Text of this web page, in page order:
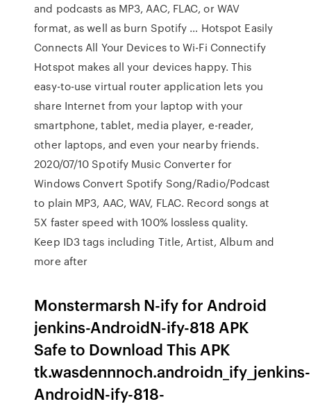
and podcasts as MP3, AAC, FLAC, or WAV
format, as well as burn Spotify … Hotspot Easily
Connects All Your Devices to Wi-Fi Connectify
Hotspot makes all your devices happy. This
easy-to-use virtual router application lets you
share Internet from your laptop with your
smartphone, tablet, media player, e-reader,
other laptops, and even your nearby friends.
2020/07/10 Spotify Music Converter for
Windows Convert Spotify Song/Radio/Podcast
to plain MP3, AAC, WAV, FLAC. Record songs at
5X faster speed with 100% lossless quality.
Keep ID3 tags including Title, Artist, Album and
more after
Monstermarsh N-ify for Android
jenkins-AndroidN-ify-818 APK
Safe to Download This APK
tk.wasdennnoch.androidn_ify_jenkins-
AndroidN-ify-818-